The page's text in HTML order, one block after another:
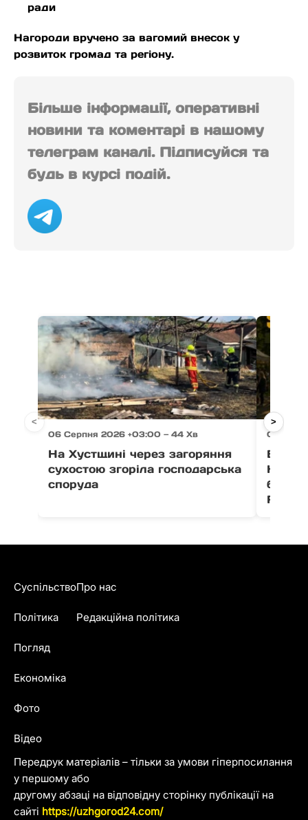
ради
Нагороди вручено за вагомий внесок у
розвиток громад та регіону.
Більше інформації, оперативні
новини та коментарі в нашому
телеграм каналі. Підписуйся та
будь в курсі подій.
06 Серпня 2026 +03:00 — 44 Хв
На Хустщині через загоряння
сухостою згоріла господарська
споруда
06
В
Fest
< >
Передрук матеріалів – тільки за умови гіперпосилання
у першому або
другому абзаці на відповідну сторінку публікації на
сайті https://uzhgorod24.com/
Суспільство
Політика
Погляд
Економіка
Фото
Відео
Про нас
Редакційна політика